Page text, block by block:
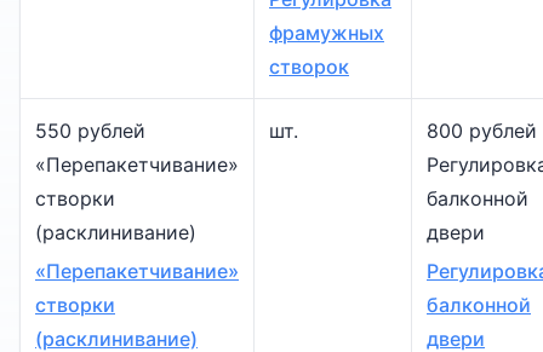
фрамужных
створок
550 рублей
«Перепакетчивание»
створки
(расклинивание)
«Перепакетчивание»
створки
(расклинивание)
шт.
800 рублей
балконной
двери
балконной
двери